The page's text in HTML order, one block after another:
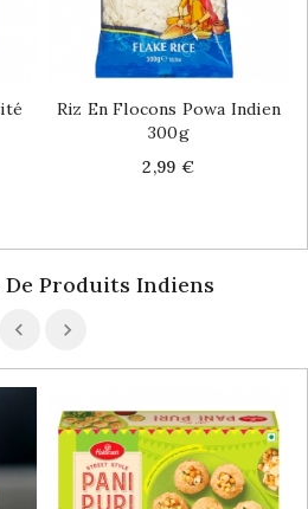
Riz En Flocons Powa Indien
300g
Price
2,99 €
De Produits Indiens